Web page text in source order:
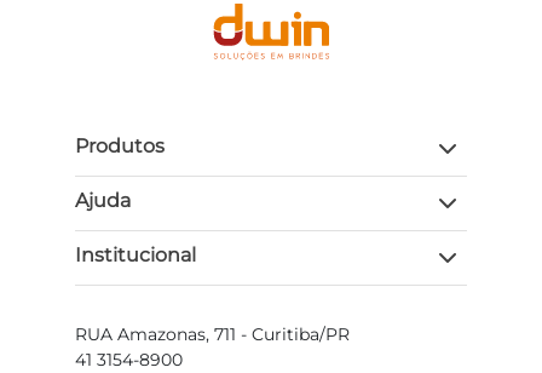
Produtos
Ajuda
Institucional
RUA Amazonas, 711 - Curitiba/PR
41 3154-8900